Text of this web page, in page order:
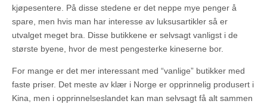
kjøpesentere. På disse stedene er det neppe mye penger å
spare, men hvis man har interesse av luksusartikler så er
utvalget meget bra. Disse butikkene er selvsagt vanligst i de
største byene, hvor de mest pengesterke kineserne bor.
For mange er det mer interessant med “vanlige” butikker med
faste priser. Det meste av klær i Norge er opprinnelig produsert i
Kina, men i opprinnelseslandet kan man selvsagt få alt sammen